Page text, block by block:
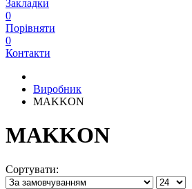
Закладки
0
Порівняти
0
Контакти
Виробник
MAKKON
MAKKON
Сортувати: